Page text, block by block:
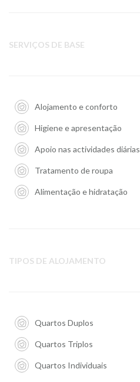
SERVIÇOS DE BASE
Alojamento e conforto
Higiene e apresentação
Apoio nas actividades diárias
Tratamento de roupa
Alimentação e hidratação
TIPOS DE ALOJAMENTO
Quartos Duplos
Quartos Triplos
Quartos Individuais